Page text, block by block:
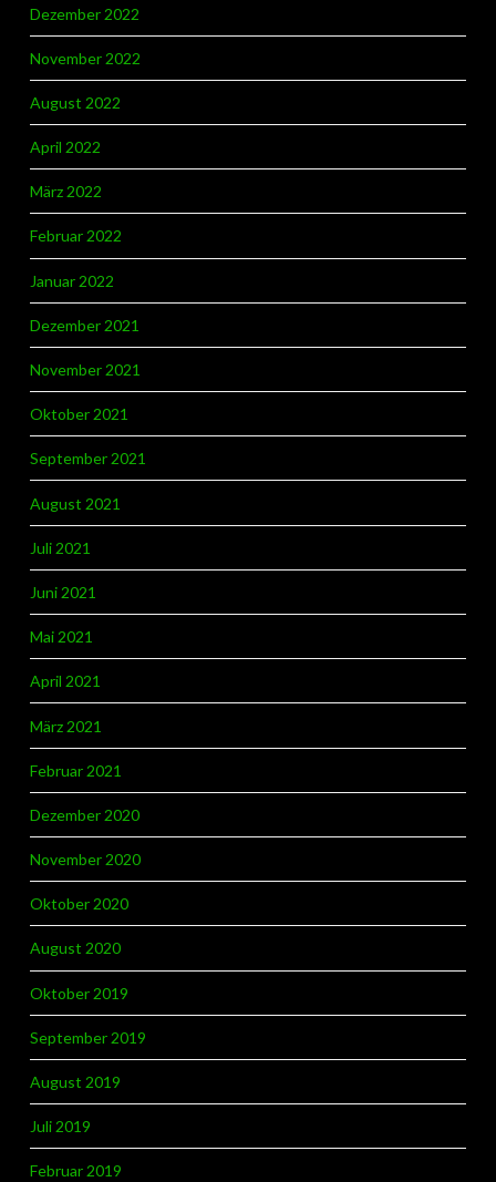
Dezember 2022
November 2022
August 2022
April 2022
März 2022
Februar 2022
Januar 2022
Dezember 2021
November 2021
Oktober 2021
September 2021
August 2021
Juli 2021
Juni 2021
Mai 2021
April 2021
März 2021
Februar 2021
Dezember 2020
November 2020
Oktober 2020
August 2020
Oktober 2019
September 2019
August 2019
Juli 2019
Februar 2019